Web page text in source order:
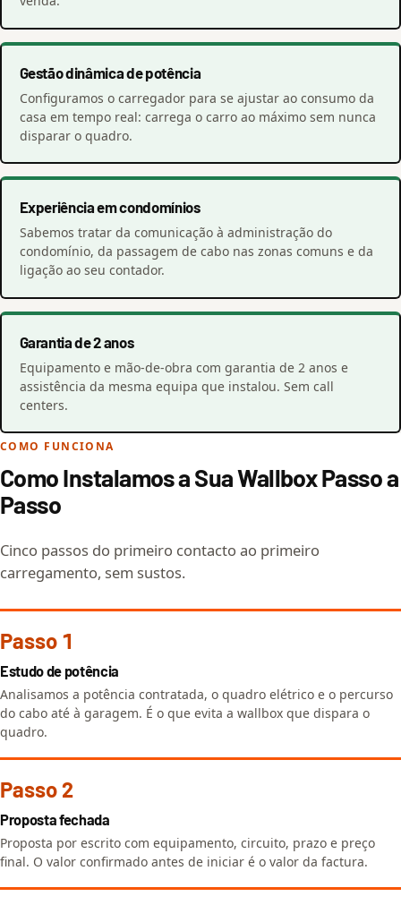
Gestão dinâmica de potência
Configuramos o carregador para se ajustar ao consumo da
casa em tempo real: carrega o carro ao máximo sem nunca
disparar o quadro.
Experiência em condomínios
Sabemos tratar da comunicação à administração do
condomínio, da passagem de cabo nas zonas comuns e da
ligação ao seu contador.
Garantia de 2 anos
Equipamento e mão-de-obra com garantia de 2 anos e
assistência da mesma equipa que instalou. Sem call
centers.
COMO FUNCIONA
Como Instalamos a Sua Wallbox Passo a
Passo
Cinco passos do primeiro contacto ao primeiro
carregamento, sem sustos.
Passo 1
Estudo de potência
Analisamos a potência contratada, o quadro elétrico e o percurso
do cabo até à garagem. É o que evita a wallbox que dispara o
quadro.
Passo 2
Proposta fechada
Proposta por escrito com equipamento, circuito, prazo e preço
final. O valor confirmado antes de iniciar é o valor da factura.